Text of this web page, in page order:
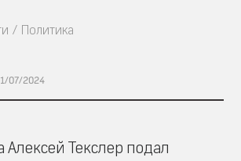
Политика
07/2024
Алексей Текслер подал